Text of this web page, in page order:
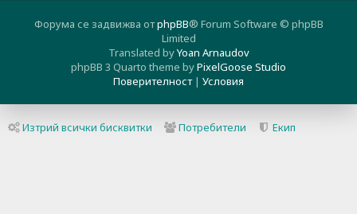
Форума се задвижва отphpBB® Forum Software © phpBB
Limited
Translated byYoan Arnaudov
phpBB 3 Quarto theme byPixelGoose Studio
Поверителност| Условия
Изтрий всички бисквитки Потребители Екип